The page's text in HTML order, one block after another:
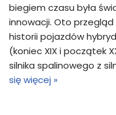
biegiem czasu była
innowacji. Oto
historii pojazdów
(koniec XIX i początek
silnika spalinowego z
się więcej »